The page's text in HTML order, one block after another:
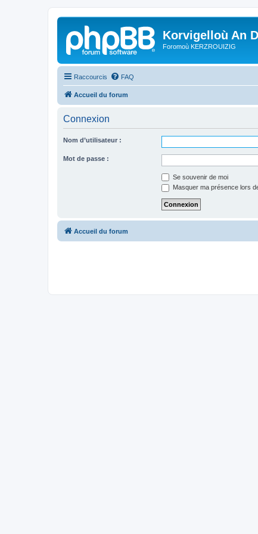
Korvigelloù An
Foromoù KERZROUIZIG
Raccourcis FAQ
Accueil du forum
Connexion
Nom d’utilisateur :
Mot de passe :
Se souvenir de moi
Masquer ma présence lors
Accueil du forum